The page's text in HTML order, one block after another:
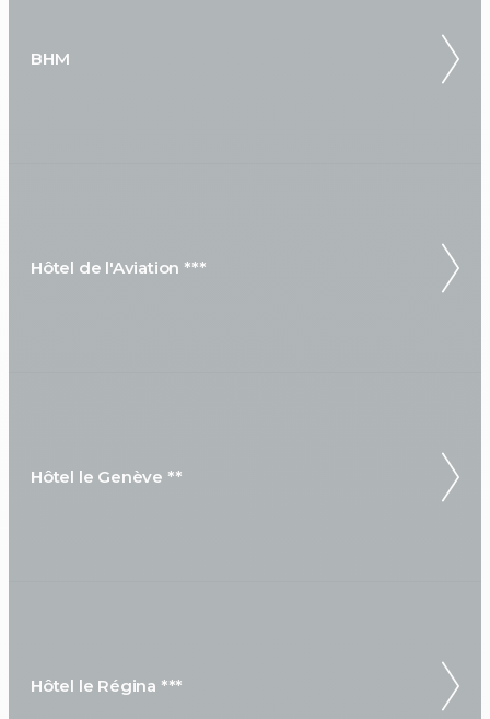
BHM
Hôtel de l'Aviation ***
Hôtel le Genève **
Hôtel le Régina ***